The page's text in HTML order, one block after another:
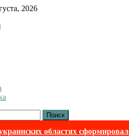
2026
украинских областях